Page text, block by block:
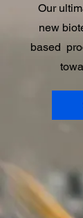
Our
new
based